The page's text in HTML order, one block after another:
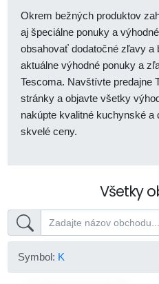
Okrem bežných produktov
aj špeciálne ponuky a
obsahovať dodatočné zľavy a
aktuálne výhodné ponuky a
Tescoma. Navštívte predajne
stránky a objavte všetky
nakúpte kvalitné kuchynské a
skvelé ceny.
Všetky
Symbol: K